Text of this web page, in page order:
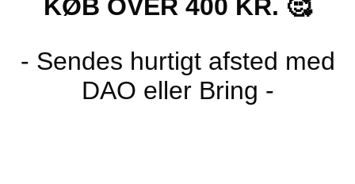
KØB OVER 400 KR. 🥰
- Sendes hurtigt afsted med
DAO eller Bring -